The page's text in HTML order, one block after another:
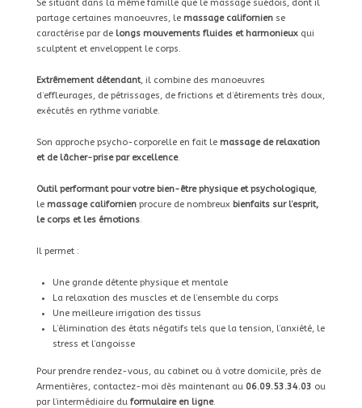
Se situant dans la même famille que le massage suédois, dont il
partage certaines manoeuvres, le massage californiense
caractérise par de longs mouvements fluides et harmonieuxqui
sculptent et enveloppent le corps.
Extrêmement détendant, il combine des manoeuvres
d’effleurages, de pétrissages, de frictions et d’étirements très doux,
exécutés en rythme variable.
Son approche psycho-corporelle en fait le massage de relaxation
et de lâcher-prise par excellence.
Outil performant pour votre bien-être physique et psychologique,
le massage californienprocure de nombreuxbienfaits sur l’esprit,
le corps et les émotions.
Il permet :
Une grande détente physique et mentale
La relaxation des muscles et de l’ensemble du corps
Une meilleure irrigation des tissus
L’élimination des états négatifs tels que la tension, l’anxiété, le
stress et l’angoisse
Pour prendre rendez-vous, au cabinet ou à votre domicile, près de
Armentières, contactez-moi dès maintenant au 06.09.53.34.03 ou
par l’intermédiaire du formulaire en ligne.